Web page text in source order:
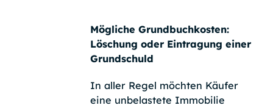
Mögliche Grundbuchkosten:
Löschung oder Eintragung einer
Grundschuld
In aller Regel möchten Käufer
eine unbelastete Immobilie